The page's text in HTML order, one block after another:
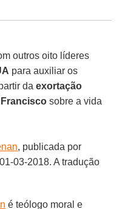
outros oito líderes
para auxiliar os
daexortação
Francisco sobre a vida
, publicada por
03-2018. A tradução
é teólogo moral e